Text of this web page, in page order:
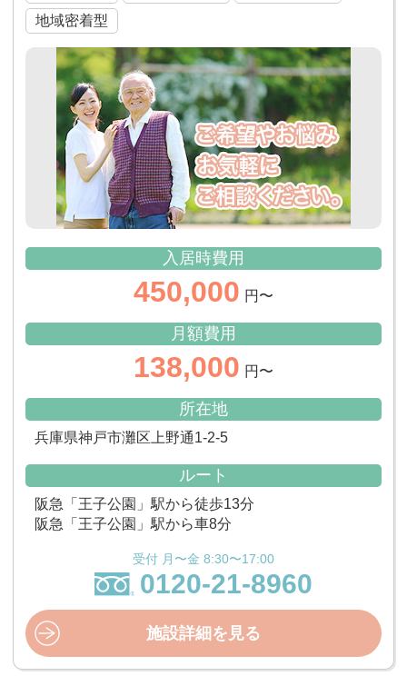
地域密着型
入居時費用
450,000 円〜
月額費用
138,000 円〜
所在地
兵庫県神戸市灘区上野通1-2-5
ルート
阪急「王子公園」駅から徒歩13分
阪急「王子公園」駅から車8分
受付 月〜金 8:30〜17:00
0120-21-8960
施設詳細を見る